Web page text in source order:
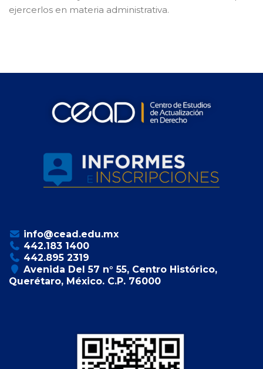
ejercerlos en materia administrativa.
info@cead.edu.mx
442.183 1400
442.895 2319
Avenida Del 57 n° 55, Centro Histórico,
Querétaro, México. C.P. 76000